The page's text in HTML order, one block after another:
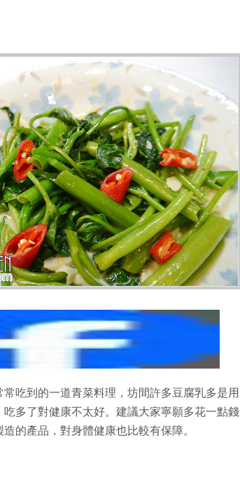
吃到的一道青菜料理，坊間許多豆腐乳多是用
多了對健康不太好。建議大家寧願多花一點錢
的產品，對身體健康也比較有保障。